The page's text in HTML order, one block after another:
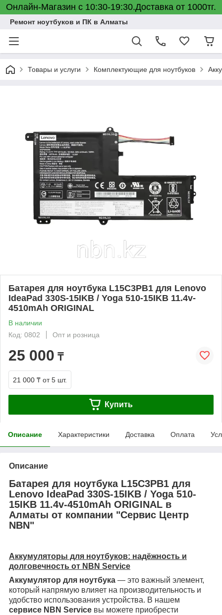
Онлайн-Магазин с 10:30-19:30.Доставка от 1000тг.
Ремонт ноутбуков и ПК в Алматы
Товары и услуги Комплектующие для ноутбуков
Батарея для ноутбука L15C3PB1 для Lenovo
IdeaPad 330S-15IKB / Yoga 510-15IKB 11.4v-
4510mAh ORIGINAL
В наличии
Код: 0802
Опт и розница
25 000 ₸
21 000 ₸ от 5 шт.
Купить
Описание Характеристики Доставка Оплата
Описание
Батарея для ноутбука L15C3PB1 для
Lenovo IdeaPad 330S-15IKB / Yoga 510-
15IKB 11.4v-4510mAh ORIGINAL в
Алматы от компании "Сервис Центр
NBN"
Аккумуляторы для ноутбуков: надёжность и
долговечность от NBN Service
Аккумулятор для ноутбука — это важный элемент,
который напрямую влияет на производительность и
удобство использования устройства. В нашем
сервисе NBN Service вы можете приобрести